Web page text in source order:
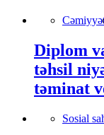
Diplom
təhsil
təminat
Sosial